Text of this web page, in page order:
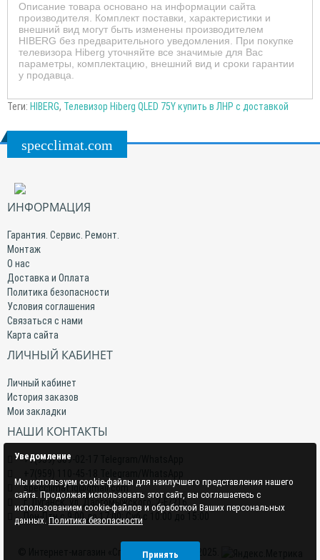
Описание товара основано на информации сайта
производителя. Комплект поставки, характеристики и
внешний вид могут быть изменены производителем
HIBERG без предварительного уведомления. При покупке
телевизора Hiberg уточняйте все значимые для Вас
параметры, комплектацию, внешний вид и сроки гарантии
у продавца.
Теги: HIBERG, Телевизор Hiberg QLED 75Y купить в ЛНР с доставкой
specclimat.com
ИНФОРМАЦИЯ
Гарантия. Сервис. Ремонт.
Монтаж
О нас
Доставка и Оплата
Политика безопасности
Условия соглашения
Связаться с нами
Карта сайта
ЛИЧНЫЙ КАБИНЕТ
Личный кабинет
История заказов
Мои закладки
НАШИ КОНТАКТЫ
+7(959) 509-02-17 Telegram/WhatsApp
specclimat.lg@gmail.com
г. Луганск, ул. Даргомыжского, 2-Е/216
Пон-Птн с 9:00 до 17:00; Суб с 10:00 до 15:00
© Интернет-магазин «СпецКлимат» 2015–2025.
Уведомление
Мы используем cookie-файлы для наилучшего представления нашего
сайта. Продолжая использовать этот сайт, вы соглашаетесь с
использованием cookie-файлов и обработкой Ваших персональных
данных. Политика безопасности
Принять